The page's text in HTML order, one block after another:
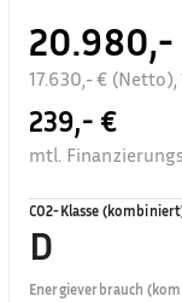
20.980,-
17.630,- € (Netto),
239,- €
mtl.
CO2-Klasse
D
Energieverbrauch